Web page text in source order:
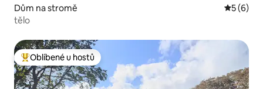
Dům na stromě
5 (6)
tělo
Nejlepší v kategorii Oblíbené u hostů
Oblíbené u hostů